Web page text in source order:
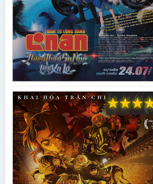
★
★
★